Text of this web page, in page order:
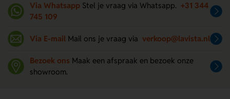
Via Whatsapp Stel je vraag via Whatsapp. +31 344
745 109
Via E-mail Mail ons je vraag via verkoop@lavista.nl
Bezoek ons Maak een afspraak en bezoek onze
showroom.